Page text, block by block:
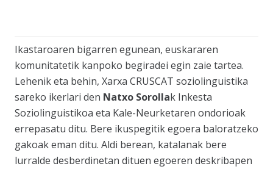
Ikastaroaren bigarren egunean, euskararen
komunitatetik kanpoko begiradei egin zaie tartea.
Lehenik eta behin, Xarxa CRUSCAT soziolinguistika
sareko ikerlari den Natxo Sorollak Inkesta
Soziolinguistikoa eta Kale-Neurketaren ondorioak
errepasatu ditu. Bere ikuspegitik egoera baloratzeko
gakoak eman ditu. Aldi berean, katalanak bere
lurralde desberdinetan dituen egoeren deskribapen